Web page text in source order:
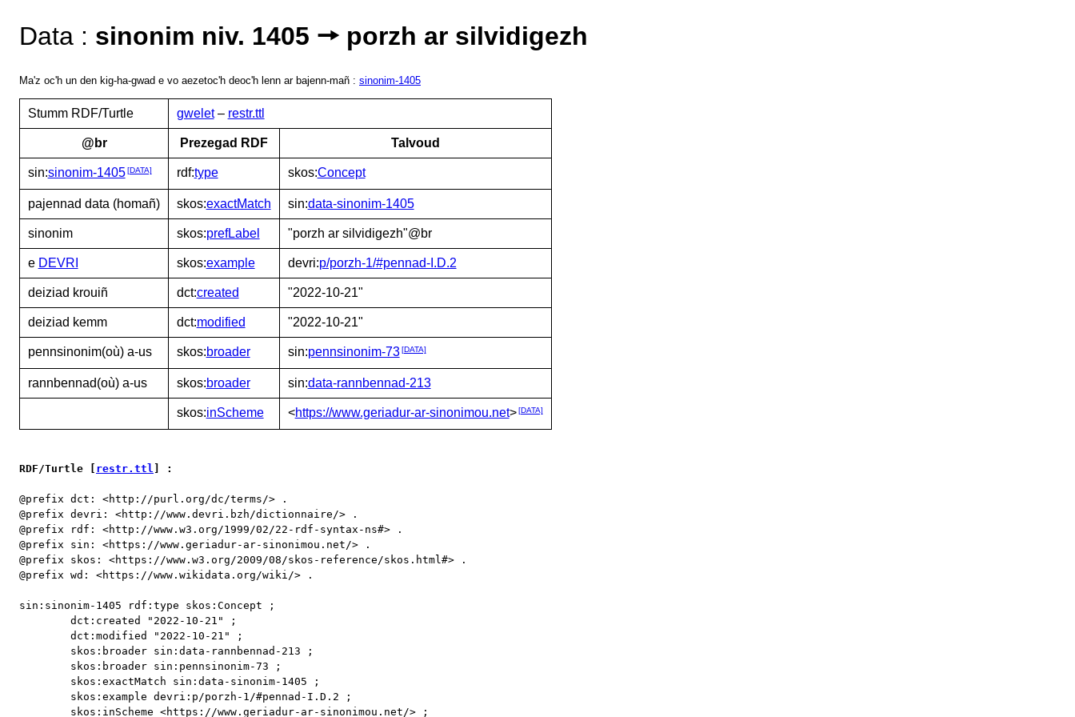
Data : sinonim niv. 1405 🠖 porzh ar silvidigezh
Ma'z oc'h un den kig-ha-gwad e vo aezetoc'h deoc'h lenn ar bajenn-mañ : sinonim-1405
Stumm RDF/Turtle gwelet– restr.ttl
@br Prezegad RDF Talvoud
sin:sinonim-1405 [DATA] rdf:type skos:Concept
pajennad data (homañ) skos:exactMatch sin:data-sinonim-1405
sinonim skos:prefLabel "porzh ar silvidigezh"@br
e DEVRI skos:example devri:p/porzh-1/#pennad-I.D.2
deiziad krouiñ dct:created "2022-10-21"
deiziad kemm dct:modified "2022-10-21"
pennsinonim(où) a-us skos:broader sin:pennsinonim-73 [DATA]
rannbennad(où) a-us skos:broader sin:data-rannbennad-213
skos:inScheme <https://www.geriadur-ar-sinonimou.net> [DATA]
RDF/Turtle [ restr.ttl ] :
@prefix dct: <http://purl.org/dc/terms/> .
@prefix devri: <http://www.devri.bzh/dictionnaire/> .
@prefix rdf: <http://www.w3.org/1999/02/22-rdf-syntax-ns#> .
@prefix sin: <https://www.geriadur-ar-sinonimou.net/> .
@prefix skos: <https://www.w3.org/2009/08/skos-reference/skos.html#> .
@prefix wd: <https://www.wikidata.org/wiki/> .
sin:sinonim-1405 rdf:type skos:Concept ;